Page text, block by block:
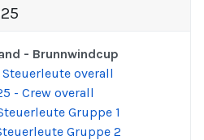
- Brunnwindcup
Steuerleute overall
- Crew overall
Gruppe 1
Gruppe 2